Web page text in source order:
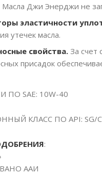
Масла Джи Энерджи не
эластичности
утечек масла.
свойства. За счет
присадок
ПО SAE: 10W-40
КЛАСС ПО API: SG/
:
ААИ